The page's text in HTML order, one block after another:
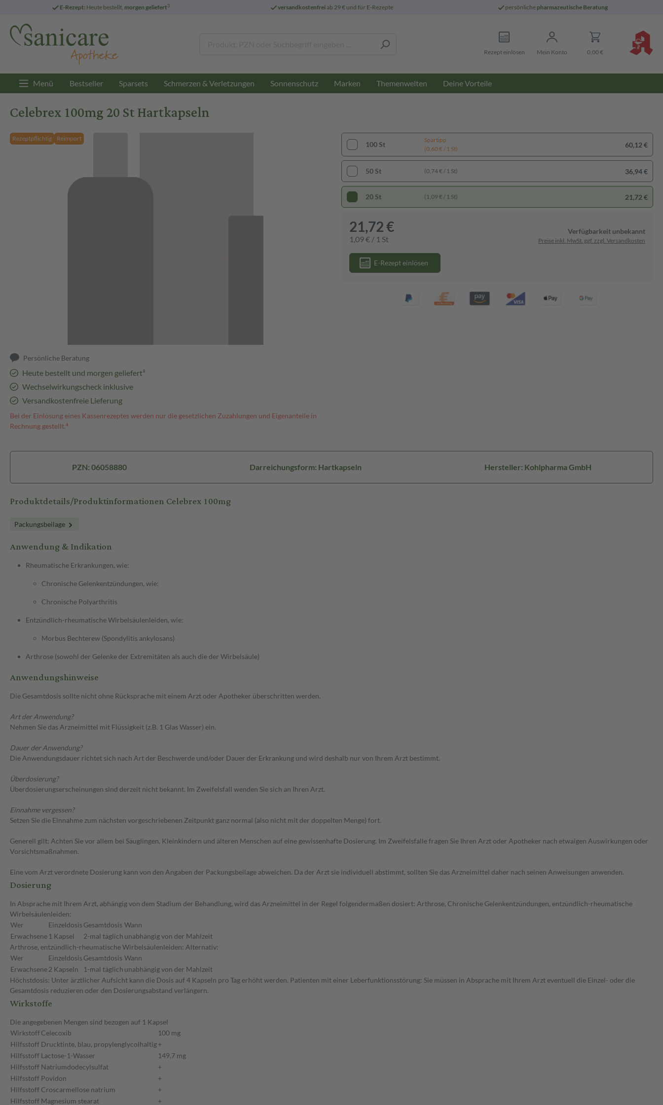
E-Rezept: Heute bestellt, morgen geliefert3 versandkostenfreiab 29 € und für E-Rezepte persönliche pharmazeutische Beratung
Rezept einlösen Mein Konto 0,00 €
Menü Bestseller Sparsets Schmerzen & Verletzungen Sonnenschutz Marken Themenwelten Deine Vorteile
Celebrex 100mg 20 St Hartkapseln
Rezeptpflichtig Reimport
Persönliche Beratung
Heute bestellt und morgen geliefert³
Wechselwirkungscheck inklusive
Versandkostenfreie Lieferung
Bei der Einlösung eines Kassenrezeptes werden nur die gesetzlichen Zuzahlungen und Eigenanteile in
Rechnung gestellt.⁴
100 St
Spartipp
(0,60 € / 1 St)
60,12 €
50 St (0,74 € / 1 St) 36,94 €
20 St (1,09 € / 1 St) 21,72 €
21,72 €
1,09 € / 1 St
Verfügbarkeit unbekannt
Preise inkl. MwSt. ggf. zzgl. Versandkosten
E-Rezept einlösen
PZN: 06058880 Darreichungsform: Hartkapseln Hersteller: Kohlpharma GmbH
Produktdetails/Produktinformationen Celebrex 100mg
Packungsbeilage
Anwendung & Indikation
Rheumatische Erkrankungen, wie:
Chronische Gelenkentzündungen, wie:
Chronische Polyarthritis
Entzündlich-rheumatische Wirbelsäulenleiden, wie:
Morbus Bechterew (Spondylitis ankylosans)
Arthrose (sowohl der Gelenke der Extremitäten als auch die der Wirbelsäule)
Anwendungshinweise
Die Gesamtdosis sollte nicht ohne Rücksprache mit einem Arzt oder Apotheker überschritten werden.
Art der Anwendung?
Nehmen Sie das Arzneimittel mit Flüssigkeit (z.B. 1 Glas Wasser) ein.
Dauer der Anwendung?
Die Anwendungsdauer richtet sich nach Art der Beschwerde und/oder Dauer der Erkrankung und wird deshalb nur von Ihrem Arzt bestimmt.
Überdosierung?
Überdosierungserscheinungen sind derzeit nicht bekannt. Im Zweifelsfall wenden Sie sich an Ihren Arzt.
Einnahme vergessen?
Setzen Sie die Einnahme zum nächsten vorgeschriebenen Zeitpunkt ganz normal (also nicht mit der doppelten Menge) fort.
Generell gilt: Achten Sie vor allem bei Säuglingen, Kleinkindern und älteren Menschen auf eine gewissenhafte Dosierung. Im Zweifelsfalle fragen Sie Ihren Arzt oder Apotheker nach etwaigen Auswirkungen oder
Vorsichtsmaßnahmen.
Eine vom Arzt verordnete Dosierung kann von den Angaben der Packungsbeilage abweichen. Da der Arzt sie individuell abstimmt, sollten Sie das Arzneimittel daher nach seinen Anweisungen anwenden.
Dosierung
In Absprache mit Ihrem Arzt, abhängig von dem Stadium der Behandlung, wird das Arzneimittel in der Regel folgendermaßen dosiert: Arthrose, Chronische Gelenkentzündungen, entzündlich-rheumatische
Wirbelsäulenleiden:
Wer
Einzeldosis Gesamtdosis Wann
Erwachsene 1 Kapsel 2-mal täglich unabhängig von der Mahlzeit
Arthrose, entzündlich-rheumatische Wirbelsäulenleiden: Alternativ:
Wer
Einzeldosis Gesamtdosis Wann
Erwachsene2 Kapseln 1-mal täglich unabhängig von der Mahlzeit
Höchstdosis: Unter ärztlicher Aufsicht kann die Dosis auf 4 Kapseln pro Tag erhöht werden. Patienten mit einer Leberfunktionsstörung: Sie müssen in Absprache mit Ihrem Arzt eventuell die Einzel- oder die
Gesamtdosis reduzieren oder den Dosierungsabstand verlängern.
Wirkstoffe
Die angegebenen Mengen sind bezogen auf 1 Kapsel
WirkstoffCelecoxib
100 mg
Hilfsstoff Drucktinte, blau, propylenglycolhaltig+
Hilfsstoff Lactose-1-Wasser
149,7 mg
Hilfsstoff Natriumdodecylsulfat
+
Hilfsstoff Povidon
+
Hilfsstoff Croscarmellose natrium
+
Hilfsstoff Magnesium stearat +